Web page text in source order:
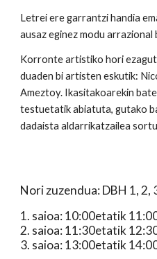
Letrei ere garrantzi handia
ausaz eginez modu
Korronte artistiko hori
duaden bi artisten eskutik:
Ameztoy. Ikasitakoarekin
testuetatik abiatuta, gutako
dadaista aldarrikatzailea
Nori zuzendua: DBH 1, 2,
1. saioa: 10:00etatik
2. saioa: 11:30etatik
3. saioa: 13:00etatik